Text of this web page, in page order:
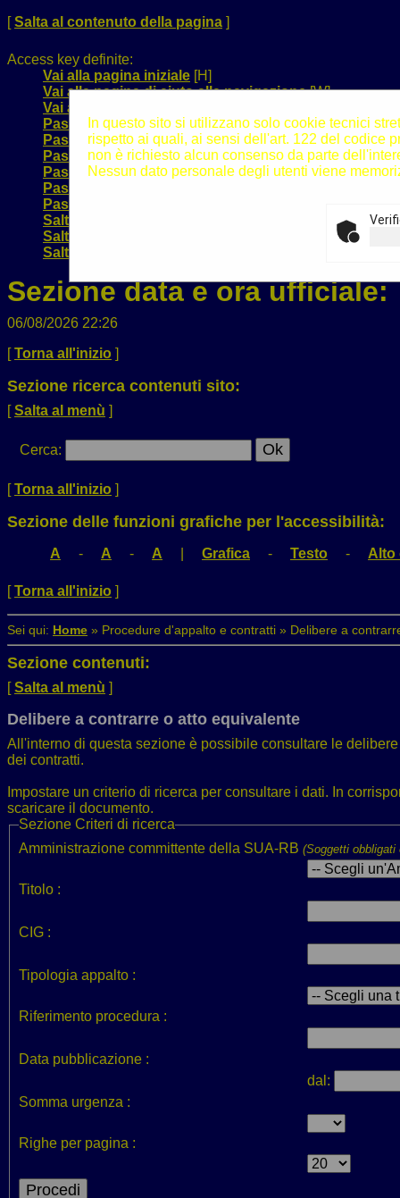
[Salta al contenuto della pagina ]
Access key definite:
Vai alla pagina iniziale [H]
Vai alla pagina di aiuto alla navigazione[W]
Vai alla mappa del sito
Passa al testo con caratteri di dimensione standard
Passa al testo con caratteri di dimensione grande[B]
Passa al testo con caratteri di dimensione molto
Passa alla visualizzazione grafica[G]
Passa alla visualizzazione solo testo
Passa alla visualizzazione in alto contrasto e solo
Salta alla ricerca di contenuti
Salta al menù
Salta al contenuto della pagina
Sezione data e ora ufficiale:
06/08/2026 22:26
[Torna all'inizio ]
Sezione ricerca contenuti sito:
[Salta al menù ]
Cerca:
[Torna all'inizio ]
Sezione delle funzioni grafiche per l'accessibilità:
A - A - A Grafica - Testo - Alto
[Torna all'inizio ]
Sei qui: Home » Procedure d'appalto e contratti » Delibere a
In questo sito si utilizzano solo cookie tecnici
rispetto ai quali, ai sensi dell'art. 122 del codice
non è richiesto alcun consenso da parte
Nessun dato personale degli utenti viene
Sezione contenuti:
[Salta al menù ]
Delibere a contrarre o atto equivalente
All'interno di questa sezione è possibile consultare le
dei contratti.
Impostare un criterio di ricerca per consultare i dati. In
scaricare il documento.
Sezione Criteri di ricerca
Amministrazione committente della SUA-RB (Soggetti
Titolo :
CIG :
Tipologia appalto :
Riferimento procedura :
Data pubblicazione :
dal:
Somma urgenza :
Righe per pagina :